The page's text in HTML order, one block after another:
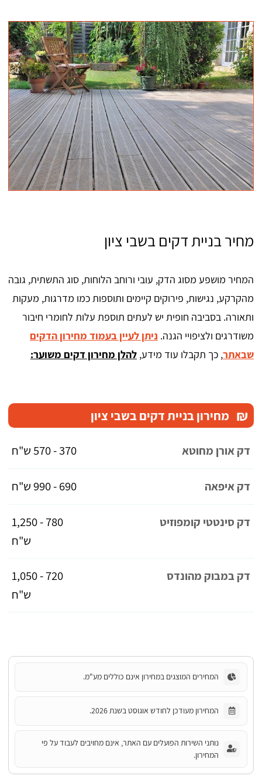
מחיר בניית דקים בשבי ציון
המחיר מושפע מסוג הדק, עובי ורוחב הלוחות, סוג התשתית, גובה
מהקרקע, נגישות, פירוקים קיימים ותוספות כמו מדרגות, מעקות
ותאורה. בסביבה חופית יש לעתים תוספת עלות לחומרי חיבור
משודרגים ולציפויי הגנה. ניתן לעיין בעמוד מחירון הדקים
שבאתר, כך תקבלו עוד מידע, להלן מחירון דקים משוער:
₪ מחירון בניית דקים בשבי ציון
דק אורן מחוטא 370 - 570 ש"ח
דק איפאה 690 - 990 ש"ח
דק סינטטי קומפוזיט
780 - 1,250
ש"ח
דק במבוק מהונדס
720 - 1,050
ש"ח
המחירים המוצגים במחירון אינם כוללים מע"מ.
המחירון מעודכן לחודש אוגוסט בשנת 2026.
נותני השירות הפועלים עם האתר, אינם מחויבים לעבוד על פי
המחירון.